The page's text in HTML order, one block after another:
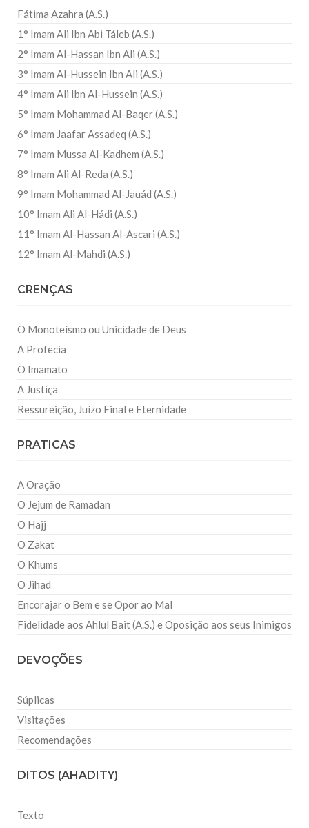
Fátima Azahra (A.S.)
1° Imam Ali Ibn Abi Táleb (A.S.)
2° Imam Al-Hassan Ibn Ali (A.S.)
3° Imam Al-Hussein Ibn Ali (A.S.)
4° Imam Ali Ibn Al-Hussein (A.S.)
5° Imam Mohammad Al-Baqer (A.S.)
6° Imam Jaafar Assadeq (A.S.)
7° Imam Mussa Al-Kadhem (A.S.)
8° Imam Ali Al-Reda (A.S.)
9° Imam Mohammad Al-Jauád (A.S.)
10° Imam Ali Al-Hádi (A.S.)
11° Imam Al-Hassan Al-Ascari (A.S.)
12° Imam Al-Mahdi (A.S.)
CRENÇAS
O Monoteísmo ou Unicidade de Deus
A Profecia
O Imamato
A Justiça
Ressureição, Juízo Final e Eternidade
PRATICAS
A Oração
O Jejum de Ramadan
O Hajj
O Zakat
O Khums
O Jihad
Encorajar o Bem e se Opor ao Mal
Fidelidade aos Ahlul Bait (A.S.) e Oposição aos seus Inimigos
DEVOÇÕES
Súplicas
Visitações
Recomendações
DITOS (AHADITY)
Texto